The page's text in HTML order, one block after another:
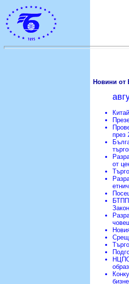
Новини от
през
от
БТПП
НЦПО